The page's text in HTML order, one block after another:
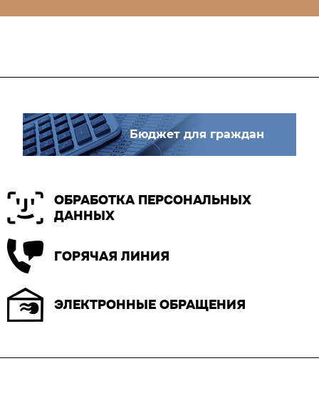
Бюджет для граждан
ОБРАБОТКА ПЕРСОНАЛЬНЫХ
ДАННЫХ
ГОРЯЧАЯ ЛИНИЯ
ЭЛЕКТРОННЫЕ ОБРАЩЕНИЯ